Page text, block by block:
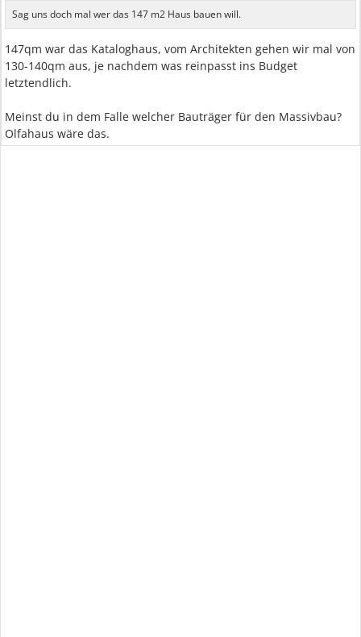
Sag uns doch mal wer das 147 m2 Haus bauen will.
147qm war das Kataloghaus, vom Architekten gehen wir mal von
130-140qm aus, je nachdem was reinpasst ins Budget
letztendlich.
Meinst du in dem Falle welcher Bauträger für den Massivbau?
Olfahaus wäre das.